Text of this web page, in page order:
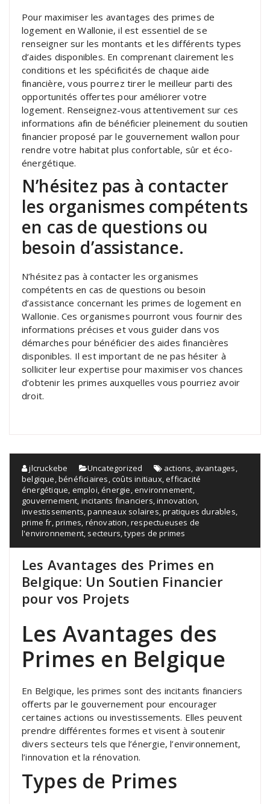
Pour maximiser les avantages des primes de
logement en Wallonie, il est essentiel de se
renseigner sur les montants et les différents types
d’aides disponibles. En comprenant clairement les
conditions et les spécificités de chaque aide
financière, vous pourrez tirer le meilleur parti des
opportunités offertes pour améliorer votre
logement. Renseignez-vous attentivement sur ces
informations afin de bénéficier pleinement du soutien
financier proposé par le gouvernement wallon pour
rendre votre habitat plus confortable, sûr et éco-
énergétique.
N’hésitez pas à contacter
les organismes compétents
en cas de questions ou
besoin d’assistance.
N’hésitez pas à contacter les organismes
compétents en cas de questions ou besoin
d’assistance concernant les primes de logement en
Wallonie. Ces organismes pourront vous fournir des
informations précises et vous guider dans vos
démarches pour bénéficier des aides financières
disponibles. Il est important de ne pas hésiter à
solliciter leur expertise pour maximiser vos chances
d’obtenir les primes auxquelles vous pourriez avoir
droit.
jlcruckebe Uncategorized actions avantages
belgique ,bénéficiaires ,coûts initiaux,efficacité
énergétique emploi ,énergie ,environnement
gouvernement incitants financiers ,innovation
investissements ,panneaux solaires ,pratiques durables
prime fr ,primes rénovation ,respectueuses de
l'environnement secteurs ,types de primes
Les Avantages des Primes en
Belgique: Un Soutien Financier
pour vos Projets
Les Avantages des
Primes en Belgique
En Belgique, les primes sont des incitants financiers
offerts par le gouvernement pour encourager
certaines actions ou investissements. Elles peuvent
prendre différentes formes et visent à soutenir
divers secteurs tels que l’énergie, l’environnement,
l’innovation et la rénovation.
Types de Primes